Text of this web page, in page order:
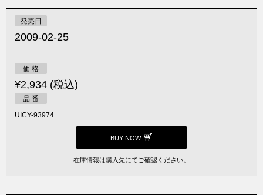
発売日
2009-02-25
価 格
¥2,934 (税込)
品 番
UICY-93974
BUY NOW
在庫情報は購入先にてご確認ください。